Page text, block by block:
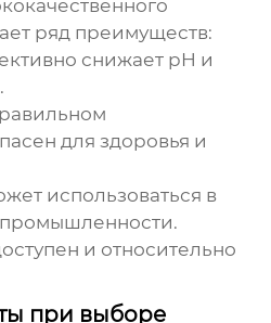
ряд преимуществ:
снижает pH и
для здоровья и
использоваться в
промышленности.
и относительно
при выборе